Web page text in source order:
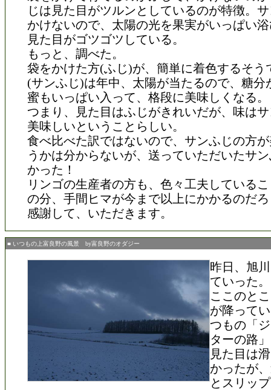
じは見た目がツルンとしているのが特徴。
かけないので、太陽の光を果実がいっぱい
見た目がゴツゴツしている。
もっと、調べた。
袋をかけた方(ふじ)が、簡単に着色するそう
(サンふじ)は年中、太陽が当たるので、糖分
蜜もいっぱい入って、格段に美味しくなる。
つまり、見た目はふじがきれいだが、味は
美味しいということらしい。
食べ比べた訳ではないので、サンふじの方
うかは分からないが、送っていただいたサ
かった！
リンゴの生産者の方も、色々工夫している
の分、手間ヒマが今まで以上にかかるのだ
感謝して、いただきます。
■ いつもの上富良野の風景 by富良野のオダジー
昨日、旭
ていった。
ここのと
が降って
つもの「
ターの路
見た目は
かったが
とスリッ